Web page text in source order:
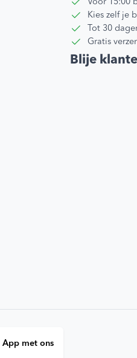
Voor 15:00
Kies zelf je
Tot 30
Gratis
Blije
App met ons